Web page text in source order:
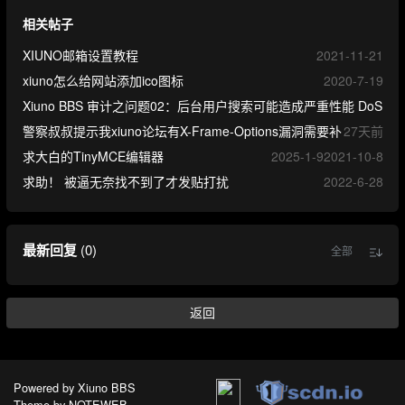
相关帖子
XIUNO邮箱设置教程
2021-11-21
xiuno怎么给网站添加ico图标
2020-7-19
Xiuno BBS 审计之问题02：后台用户搜索可能造成严重性能 DoS
27天前
警察叔叔提示我xiuno论坛有X-Frame-Options漏洞需要补
2021-10-8
求大白的TinyMCE编辑器
2025-1-9
求助！ 被逼无奈找不到了才发贴打扰
2022-6-28
最新回复(0) 全部
返回
Powered by Xiuno BBS